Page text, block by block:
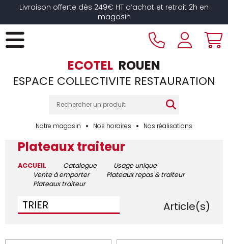
Livraison offerte dès 249€ HT d’achat et retrait 2h en
magasin
ECOTEL ROUEN
ESPACE COLLECTIVITE RESTAURATION
Notre magasin Nos horaires Nos réalisations
Plateaux traiteur
ACCUEIL Catalogue
Usage unique
Vente à emporter
Plateaux repas & traiteur
Plateaux traiteur
TRIER Article(s)